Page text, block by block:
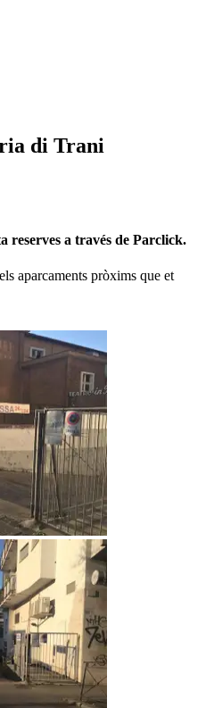
di Trani
reserves a través de Parclick.
aparcaments pròxims que et